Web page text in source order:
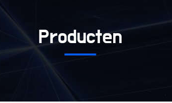
Producten